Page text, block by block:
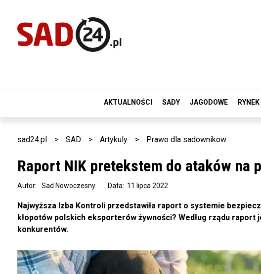
AKTUALNOŚCI SADY JAGODOWE RYNEK
sad24.pl > SAD > Artykuly > Prawo dla sadownikow
Raport NIK pretekstem do ataków na
Data: 11 lipca 2022
Autor: Sad Nowoczesny
Najwyższa Izba Kontroli przedstawiła raport o systemie
kłopotów polskich eksporterów żywności? Według rządu
konkurentów.